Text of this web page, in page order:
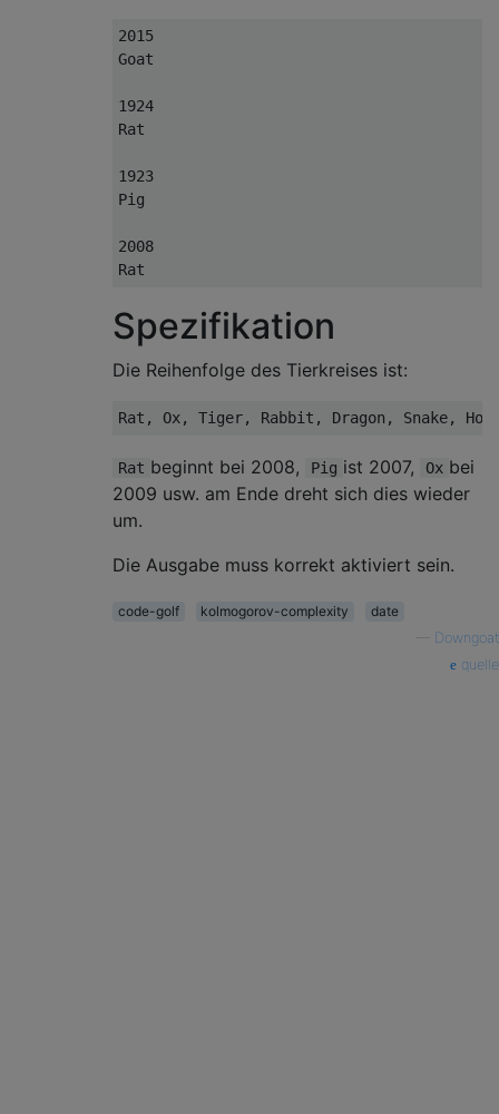
2015
Goat
1924
Rat
1923
Pig
2008
Spezifikation
Die Reihenfolge des Tierkreises ist:
Rat beginnt bei 2008, Pig ist 2007, Ox bei
2009 usw. am Ende dreht sich dies wieder
um.
Die Ausgabe muss korrekt aktiviert sein.
code-golf kolmogorov-complexity
date
Downgoat
quelle